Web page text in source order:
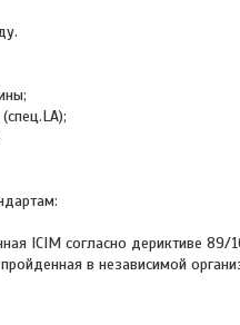
ICIM согласно дериктиве 89/
в независимой